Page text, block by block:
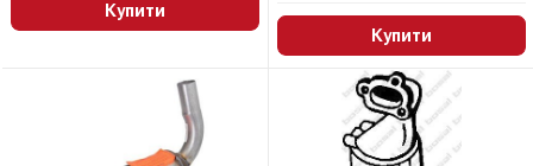
Купити
Купити